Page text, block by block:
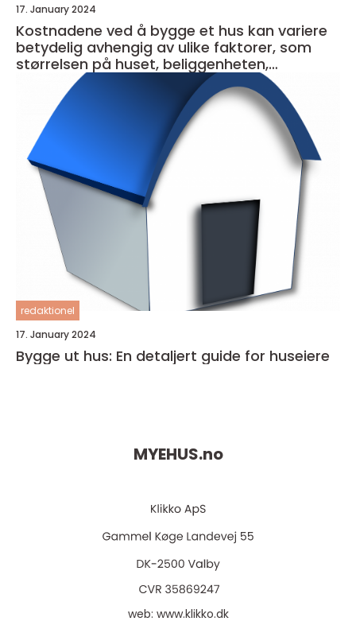
17. January 2024
Kostnadene ved å bygge et hus kan variere
betydelig avhengig av ulike faktorer, som
størrelsen på huset, beliggenheten,
materialkvaliteten og entreprenørens priser
redaktionel
17. January 2024
Bygge ut hus: En detaljert guide for huseiere
MYEHUS.no
web: www.klikko.dk